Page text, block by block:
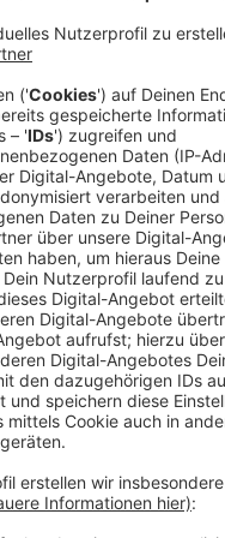
mit
des
die Schließung ihrer
Ein
trotz großer
der Laden zu bleibe.
für den
Der Betreiber eines
sieht eine
Wirtschaftssparten wie
öffnen dürfen.